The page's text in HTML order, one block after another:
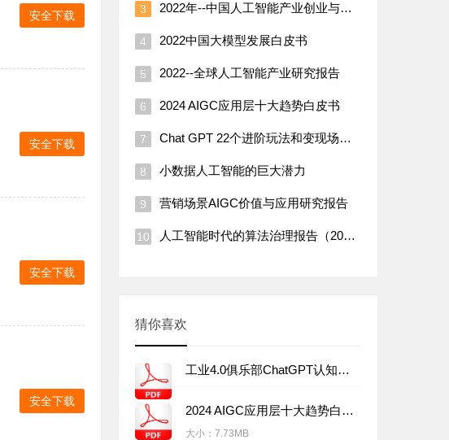
安全下载
安全下载
安全下载
安全下载
2022年--中国人工智能产业创业与投资报告）
2022中国大模型发展白皮书
2022--全球人工智能产业研究报告
2024 AIGC应用层十大趋势白皮书
Chat GPT 22个进阶玩法和变现场景。工具类
小数据人工智能的巨大潜力
营销场景AIGC价值与应用研究报告
人工智能时代的算法治理报告（2022年）
猜你喜欢
工业4.0俱乐部ChatGPT认知白皮书
2024 AIGC应用层十大趋势白皮书
大小： 7.73MB